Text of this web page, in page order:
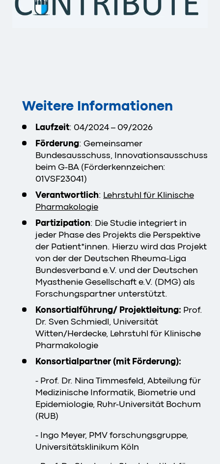
Weitere Informationen
Laufzeit: 04/2024 – 09/2026
Förderung: Gemeinsamer
Bundesausschuss, Innovationsausschuss
beim G-BA (Förderkennzeichen:
01VSF23041)
Verantwortlich: Lehrstuhl für Klinische
Pharmakologie
Partizipation: Die Studie integriert in
jeder Phase des Projekts die Perspektive
der Patient*innen. Hierzu wird das Projekt
von der der Deutschen Rheuma-Liga
Bundesverband e.V. und der Deutschen
Myasthenie Gesellschaft e.V. (DMG) als
Forschungspartner unterstützt.
Konsortialführung/ Projektleitung: Prof.
Dr. Sven Schmiedl, Universität
Witten/Herdecke, Lehrstuhl für Klinische
Pharmakologie
Konsortialpartner (mit Förderung):
- Prof. Dr. Nina Timmesfeld, Abteilung für
Medizinische Informatik, Biometrie und
Epidemiologie, Ruhr-Universität Bochum
(RUB)
- Ingo Meyer, PMV forschungsgruppe,
Universitätsklinikum Köln